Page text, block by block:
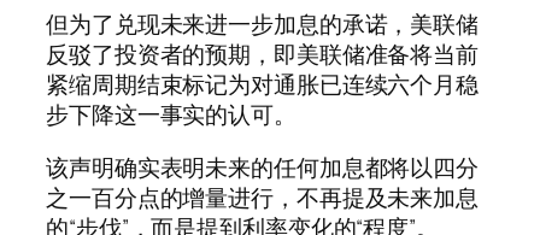
但为了兑现未来进一步加息的承诺，美联储
反驳了投资者的预期，即美联储准备将当前
紧缩周期结束标记为对通胀已连续六个月稳
步下降这一事实的认可。
该声明确实表明未来的任何加息都将以四分
之一百分点的增量进行，不再提及未来加息
的“步伐”，而是提到利率变化的“程度”。